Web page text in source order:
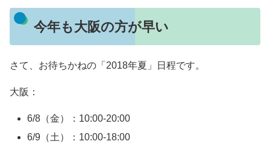
今年も大阪の方が早い
さて、お待ちかねの「2018年夏」日程です。
大阪：
6/8（金）：10:00-20:00
6/9（土）：10:00-18:00